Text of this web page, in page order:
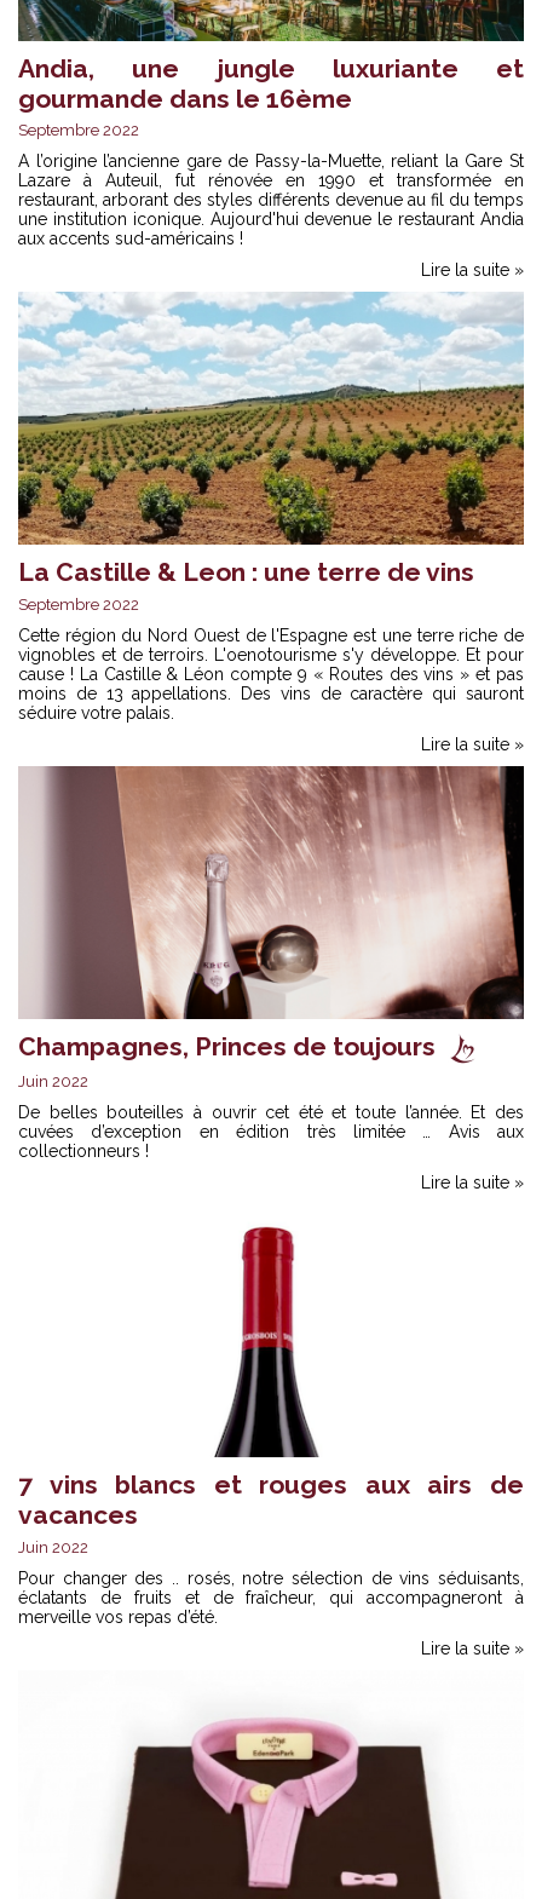
Andia, une jungle luxuriante et
gourmande dans le 16ème
Septembre 2022
A l’origine l’ancienne gare de Passy-la-Muette, reliant la Gare St
Lazare à Auteuil, fut rénovée en 1990 et transformée en
restaurant, arborant des styles différents devenue au fil du temps
une institution iconique. Aujourd'hui devenue le restaurant Andia
aux accents sud-américains !
Lire la suite »
La Castille & Leon : une terre de vins
Septembre 2022
Cette région du Nord Ouest de l'Espagne est une terre riche de
vignobles et de terroirs. L'oenotourisme s'y développe. Et pour
cause ! La Castille & Léon compte 9 « Routes des vins » et pas
moins de 13 appellations. Des vins de caractère qui sauront
séduire votre palais.
Lire la suite »
Champagnes, Princes de toujours
Juin 2022
De belles bouteilles à ouvrir cet été et toute l’année. Et des
cuvées d’exception en édition très limitée … Avis aux
collectionneurs !
Lire la suite »
7 vins blancs et rouges aux airs de
vacances
Juin 2022
Pour changer des .. rosés, notre sélection de vins séduisants,
éclatants de fruits et de fraîcheur, qui accompagneront à
merveille vos repas d’été.
Lire la suite »